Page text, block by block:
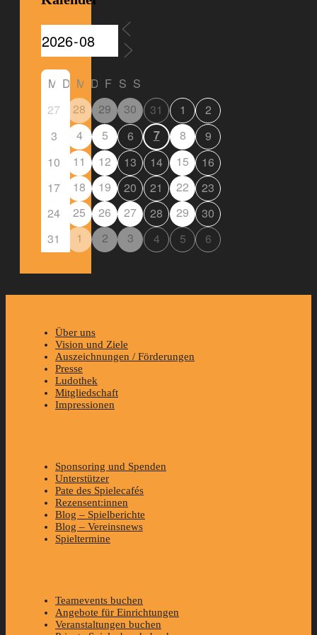
M D M D F S S
27
28 29 30 31 1
2
3
4 5 6 7 8
9
10
11 12 13 14 15
16
17
18 19 20 21 22
23
24
25 26 27 28 29
30
31
1 2 3 4 5 6
Über uns
Vision und Ziele
Auszeichnungen / Förderungen
Presse
Ludothek
Mitgliedschaft
Impressionen
Sponsoring und Spenden
Unterstützer
Pate des Spielecafés
Rezensent:innen
Blog – Spielberichte
Blog – Vereinsnews
Spieltermine
Teamevents buchen
Angebote für Einrichtungen
Veranstaltungen buchen